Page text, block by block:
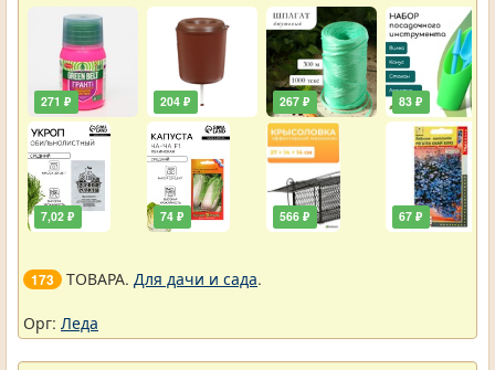
271 ₽
7,02 ₽
204 ₽
74 ₽
267 ₽
566 ₽
83 ₽
67 ₽
173 ТОВАРА. Для дачи и сада.
Орг: Леда